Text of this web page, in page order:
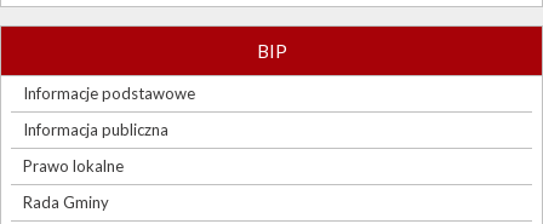
BIP
Informacje podstawowe
Informacja publiczna
Prawo lokalne
Rada Gminy